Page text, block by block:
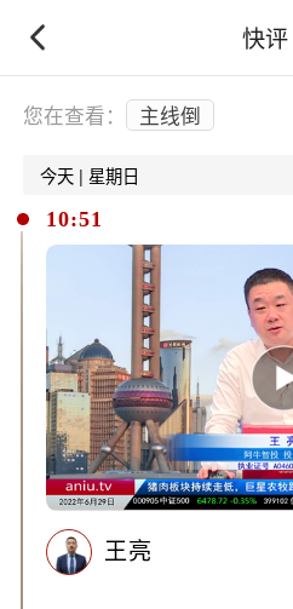
快评
下拉
您在查看： 主线倒
今天 | 星期日
10:51
王亮